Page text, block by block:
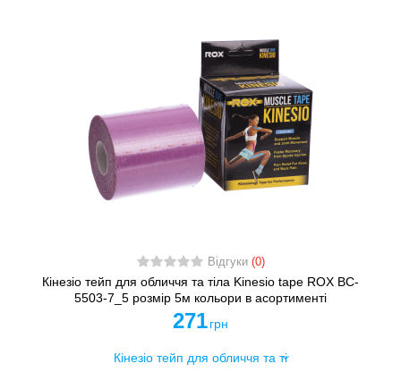
Відгуки (0)
Кінезіо тейп для обличчя та тіла Kinesio tape ROX BC-
5503-7_5 розмір 5м кольори в асортименті
271 грн